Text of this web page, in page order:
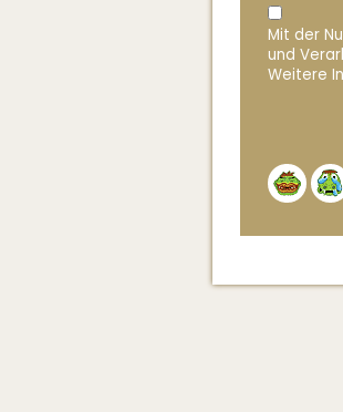
Mit der
und
Weitere